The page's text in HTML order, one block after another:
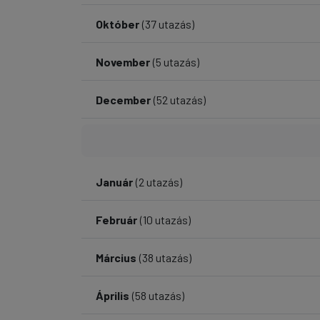
Október (37 utazás)
November (5 utazás)
December (52 utazás)
Január (2 utazás)
Február (10 utazás)
Március (38 utazás)
Április (58 utazás)